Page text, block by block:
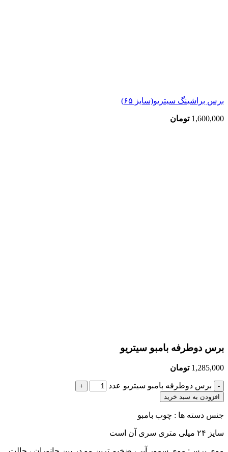
برس براشینگ سیتریو(سایز ۶۵)
1,600,000 تومان
برس دوطرفه بامبو سیتریو
1,285,000 تومان
برس دوطرفه بامبو سیتریو عدد
افزودن به سبد خرید
جنس دسته ها : چوب بامبو
سایز ۲۴ میلی متری سری آن است